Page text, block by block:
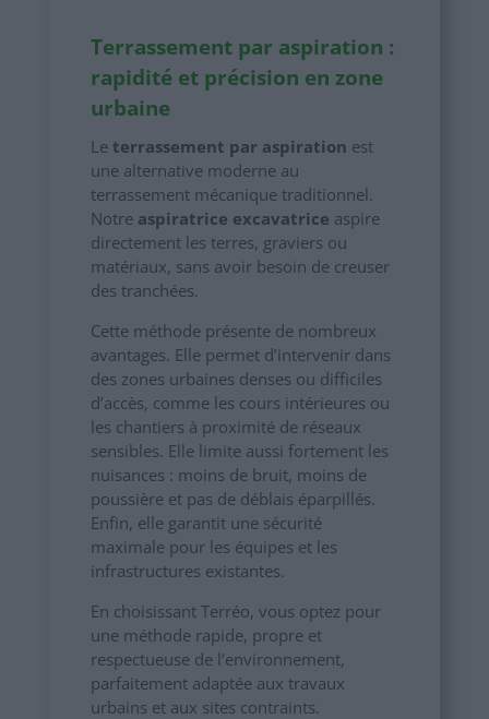
Terrassement par aspiration :
rapidité et précision en zone
urbaine
Le terrassement par aspiration est
une alternative moderne au
terrassement mécanique traditionnel.
Notre aspiratrice excavatrice aspire
directement les terres, graviers ou
matériaux, sans avoir besoin de creuser
des tranchées.
Cette méthode présente de nombreux
avantages. Elle permet d’intervenir dans
des zones urbaines denses ou difficiles
d’accès, comme les cours intérieures ou
les chantiers à proximité de réseaux
sensibles. Elle limite aussi fortement les
nuisances : moins de bruit, moins de
poussière et pas de déblais éparpillés.
Enfin, elle garantit une sécurité
maximale pour les équipes et les
infrastructures existantes.
En choisissant Terréo, vous optez pour
une méthode rapide, propre et
respectueuse de l’environnement,
parfaitement adaptée aux travaux
urbains et aux sites contraints.